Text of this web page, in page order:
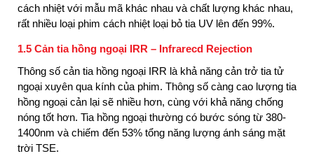
cách nhiệt với mẫu mã khác nhau và chất lượng khác nhau,
rất nhiều loại phim cách nhiệt loại bỏ tia UV lên đến 99%.
1.5 Cản tia hồng ngoại IRR – Infrarecd Rejection
Thông số cản tia hồng ngoại IRR là khả năng cản trở tia tử
ngoại xuyên qua kính của phim. Thông số càng cao lượng tia
hồng ngoại cản lại sẽ nhiều hơn, cùng với khả năng chống
nóng tốt hơn. Tia hồng ngoại thường có bước sóng từ 380-
1400nm và chiếm đến 53% tổng năng lượng ánh sáng mặt
trời TSE.